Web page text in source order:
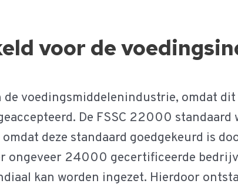
voor de
voedingsmiddelenindustrie, omdat
De FSSC 22000
deze standaard goedgekeurd is
ongeveer 24000 gecertificeerde
kan worden ingezet. Hierdoor